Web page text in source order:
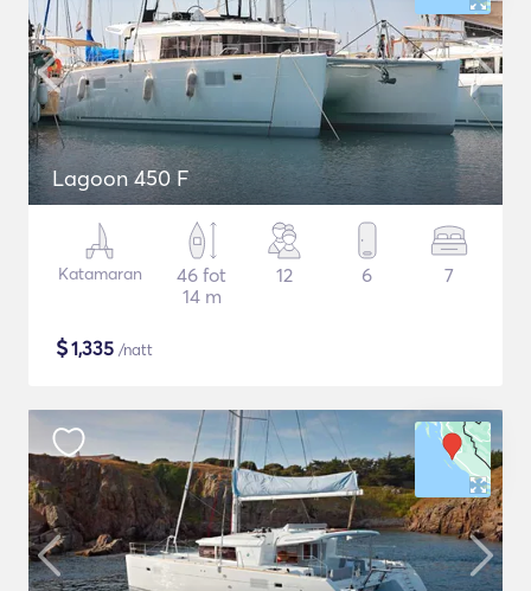
Lagoon 450 F
Katamaran
46 fot
14 m
12 6 7
$1,335 /natt